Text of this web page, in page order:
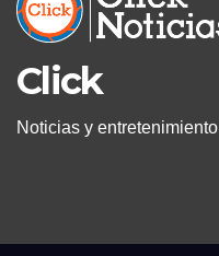
Click
Noticias y entretenimiento